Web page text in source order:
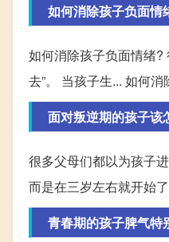
如何消除孩子负面情
如何消除孩子负面情绪?
去”。 当孩子生... 如何消
面对叛逆期的孩子该
很多父母们都以为孩子
而是在三岁左右就开始
青春期的孩子脾气特